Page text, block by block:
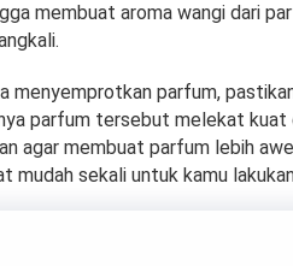
membuat aroma wangi dari
menyemprotkan parfum,
parfum tersebut melekat kuat
agar membuat parfum lebih
mudah sekali untuk kamu